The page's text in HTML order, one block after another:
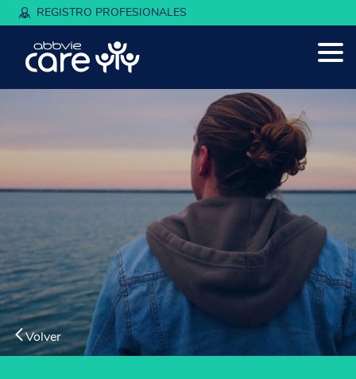
REGISTRO PROFESIONALES
Volver